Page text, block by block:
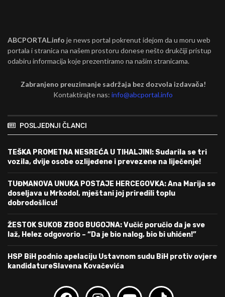
ABCPORTAL.info je news portal pokrenut idejom da u moru web
portala i stranica na našem prostoru donese nešto drukčiji pristup
odabiru informacija koje prezentiramo na našim stranicama.
Zabranjeno preuzimanje sadržaja bez dozvola izdavača!
Kontaktirajte nas:info@abcportal.info
POSLJEDNJI ČLANCI
TEŠKA PROMETNA NESREĆA U TIHALJINI: Sudarila se tri
vozila, dvije osobe ozlijeđene i prevezene na liječenje!
TUĐMANOVA UNUKA POSTAJE HERCEGOVKA: Ana Marija se
doseljava u Mrkodol, mještani joj priredili toplu
dobrodošlicu!
ŽESTOK SUKOB ZBOG BUGOJNA: Vučić poručio da je sve
laž, Helez odgovorio – “Da je bio nalog, bio bi uhićen!”
HSP BiH podnio apelaciju Ustavnom sudu BiH protiv ovjere
kandidatureSlavena Kovačevića